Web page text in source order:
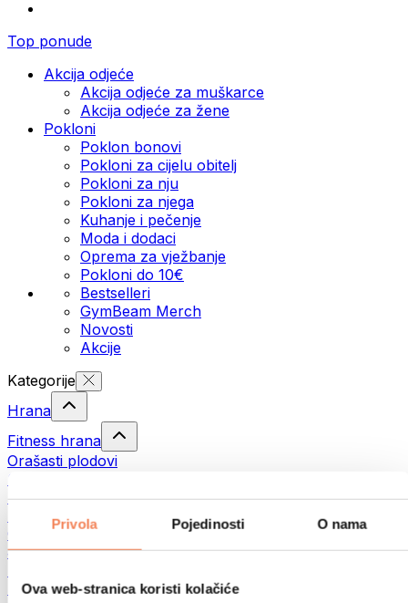
Privola Pojedinosti O nama
Ova web-stranica koristi kolačiće
Top ponude
Akcija odjeće
Akcija odjeće za muškarce
Akcija odjeće za žene
Pokloni
Poklon bonovi
Pokloni za cijelu obitelj
Pokloni za nju
Pokloni za njega
Kuhanje i pečenje
Moda i dodaci
Oprema za vježbanje
Pokloni do 10€
Bestselleri
GymBeam Merch
Novosti
Akcije
Kategorije
Hrana
Fitness hrana
Orašasti plodovi
Sjemenke
Namazi i paste
Gotovi obroci
Jaja
Meso